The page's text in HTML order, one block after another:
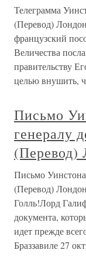
Телеграмма
(Перевод)
французский
Величества
правительству
целью внушить,
Письмо
генералу
(Перевод)
Письмо
(Перевод)
Голль!Лорд
документа,
идет прежде
Браззавиле 27